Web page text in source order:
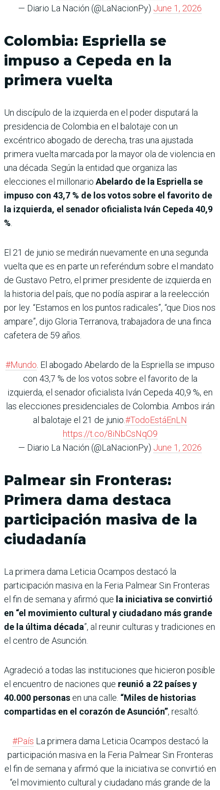
— Diario La Nación (@LaNacionPy) June 1, 2026
Colombia: Espriella se
impuso a Cepeda en la
primera vuelta
Un discípulo de la izquierda en el poder disputará la
presidencia de Colombia en el balotaje con un
excéntrico abogado de derecha, tras una ajustada
primera vuelta marcada por la mayor ola de violencia en
una década. Según la entidad que organiza las
elecciones el millonario Abelardo de la Espriella se
impuso con 43,7 % de los votos sobre el favorito de
la izquierda, el senador oficialista Iván Cepeda 40,9
%
El 21 de junio se medirán nuevamente en una segunda
vuelta que es en parte un referéndum sobre el mandato
de Gustavo Petro, el primer presidente de izquierda en
la historia del país, que no podía aspirar a la reelección
por ley. “Estamos en los puntos radicales”, “que Dios nos
ampare”, dijo Gloria Terranova, trabajadora de una finca
cafetera de 59 años.
#Mundo . El abogado Abelardo de la Espriella se impuso
con 43,7 % de los votos sobre el favorito de la
izquierda, el senador oficialista Iván Cepeda 40,9 %, en
las elecciones presidenciales de Colombia. Ambos irán
al balotaje el 21 de junio.#TodoEstáEnLN
https://t.co/8iNbCsNqO9
— Diario La Nación (@LaNacionPy) June 1, 2026
Palmear sin Fronteras:
Primera dama destaca
participación masiva de la
ciudadanía
La primera dama Leticia Ocampos destacó la
participación masiva en la Feria Palmear Sin Fronteras
el fin de semana y afirmó que la iniciativa se convirtió
en “el movimiento cultural y ciudadano más grande
de la última década”, al reunir culturas y tradiciones en
el centro de Asunción.
Agradeció a todas las instituciones que hicieron posible
el encuentro de naciones que reunió a 22 países y
40.000 personas en una calle. “Miles de historias
compartidas en el corazón de Asunción”, resaltó.
#País La primera dama Leticia Ocampos destacó la
participación masiva en la Feria Palmear Sin Fronteras
el fin de semana y afirmó que la iniciativa se convirtió en
“el movimiento cultural y ciudadano más grande de la